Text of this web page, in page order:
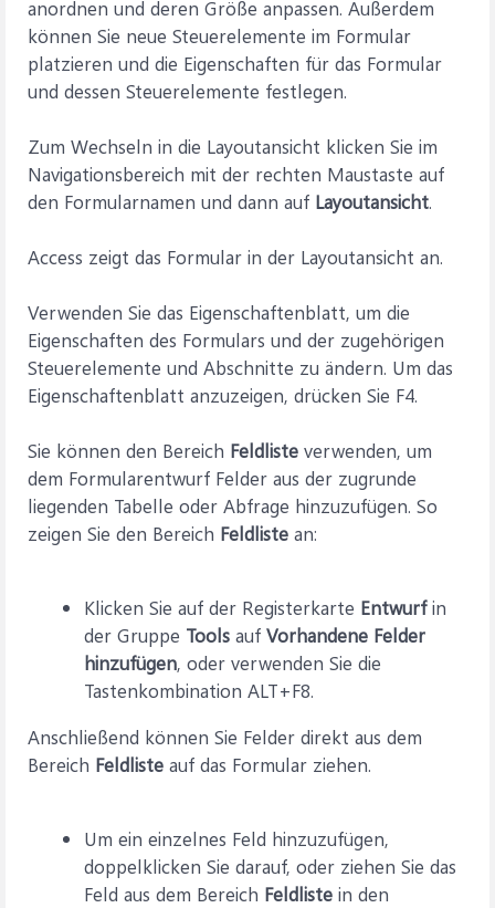
anordnen und deren Größe anpassen. Außerdem
können Sie neue Steuerelemente im Formular
platzieren und die Eigenschaften für das Formular
und dessen Steuerelemente festlegen.
Zum Wechseln in die Layoutansicht klicken Sie im
Navigationsbereich mit der rechten Maustaste auf
den Formularnamen und dann auf Layoutansicht.
Access zeigt das Formular in der Layoutansicht an.
Verwenden Sie das Eigenschaftenblatt, um die
Eigenschaften des Formulars und der zugehörigen
Steuerelemente und Abschnitte zu ändern. Um das
Eigenschaftenblatt anzuzeigen, drücken Sie F4.
Sie können den Bereich Feldliste verwenden, um
dem Formularentwurf Felder aus der zugrunde
liegenden Tabelle oder Abfrage hinzuzufügen. So
zeigen Sie den Bereich Feldliste an:
Klicken Sie auf der Registerkarte Entwurfin
der Gruppe Tools auf Vorhandene Felder
hinzufügen, oder verwenden Sie die
Tastenkombination ALT+F8.
Anschließend können Sie Felder direkt aus dem
Bereich Feldliste auf das Formular ziehen.
Um ein einzelnes Feld hinzuzufügen,
doppelklicken Sie darauf, oder ziehen Sie das
Feld aus dem Bereich Feldliste in den